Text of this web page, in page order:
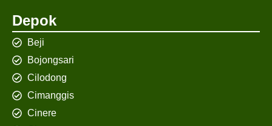
Depok
Beji
Bojongsari
Cilodong
Cimanggis
Cinere